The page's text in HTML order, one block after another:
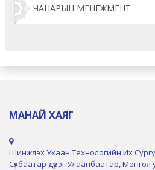
ЧАНАРЫН МЕНЕЖМЕНТ
МАНАЙ ХАЯГ
Шинжлэх Ухаан Технологийн Их
Сүхбаатар дүүрэг Улаанбаатар, Монгол